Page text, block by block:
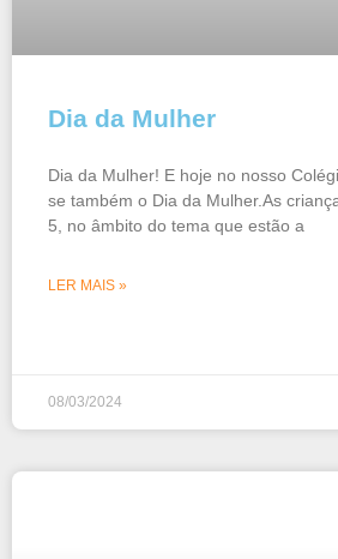
Dia da Mulher
Dia da Mulher! E hoje no nosso
se também o Dia da Mulher.As
5, no âmbito do tema que estão a
LER MAIS »
08/03/2024